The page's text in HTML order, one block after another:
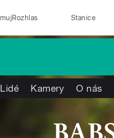
mujRozhlas Stanice
Lidé Kamery O nás